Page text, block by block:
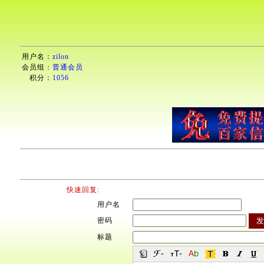
用户名： zilon
会员组： 普通会员
积分： 1056
快速回复:
用户名
密码
标题